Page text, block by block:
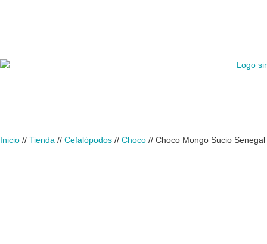
Inicio // Tienda // Cefalópodos // Choco // Choco Mongo Sucio Senegal